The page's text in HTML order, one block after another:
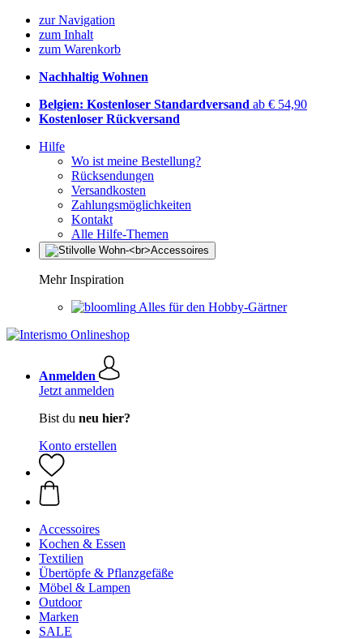
zur Navigation
zum Inhalt
zum Warenkorb
Nachhaltig Wohnen
Belgien: Kostenloser Standardversand ab € 54,90
Kostenloser Rückversand
Hilfe
Wo ist meine Bestellung?
Rücksendungen
Versandkosten
Zahlungsmöglichkeiten
Kontakt
Alle Hilfe-Themen
Mehr Inspiration
Alles für den Hobby-Gärtner
Anmelden
Jetzt anmelden
Bist du neu hier?
Konto erstellen
Accessoires
Kochen & Essen
Textilien
Übertöpfe & Pflanzgefäße
Möbel & Lampen
Outdoor
Marken
SALE